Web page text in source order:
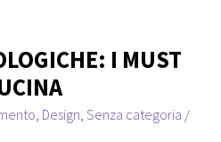
I MUST
Design Senza categoria /